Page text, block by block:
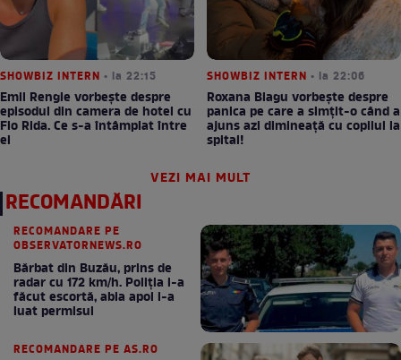
SHOWBIZ INTERN • la 22:15
Emil Rengle vorbește despre
episodul din camera de hotel cu
Flo Rida. Ce s-a întâmplat între
ei
SHOWBIZ INTERN • la 22:06
Roxana Blagu vorbește despre
panica pe care a simțit-o când a
ajuns azi dimineață cu copilul la
spital!
VEZI MAI MULT
RECOMANDĂRI
RECOMANDARE PE
OBSERVATORNEWS.RO
Bărbat din Buzău, prins de
radar cu 172 km/h. Poliţia i-a
făcut escortă, abia apoi i-a
luat permisul
RECOMANDARE PE AS.RO